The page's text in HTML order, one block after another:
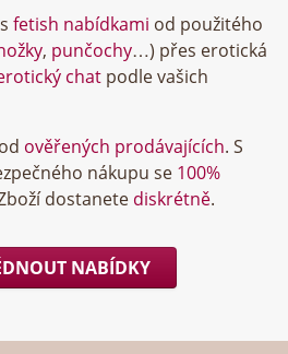
fetish nabídkami od použitého
, punčochy…) přes erotická
chat podle vašich
ověřených prodávajících. S
nákupu se 100%
dostanete diskrétně.
NABÍDKY